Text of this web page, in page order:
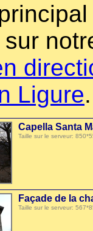
Ligure.
Capella Santa
Taille sur le serveur:
Façade de la
Taille sur le serveur: